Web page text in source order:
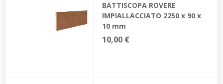
BATTISCOPA ROVERE
IMPIALLACCIATO 2250 x 90 x
10 mm
10,00 €